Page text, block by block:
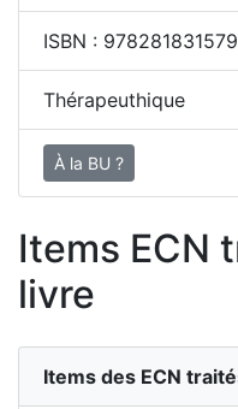
ISBN :
Thérapeuthique
À la BU ?
Items ECN
livre
Items des ECN